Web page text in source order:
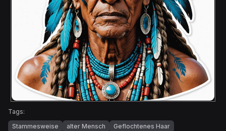
Tags:
Stammesweise
alter Mensch
Geflochtenes Haar